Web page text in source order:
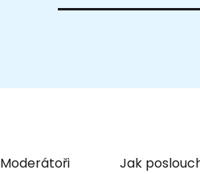
Moderátoři Jak